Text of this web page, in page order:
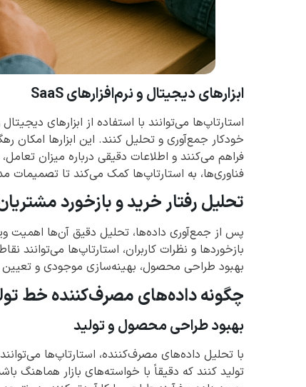
ابزارهای دیجیتال و نرم‌افزارهای SaaS
خودکار جمع‌آوری و تحلیل کنند. این ابزارها امکان
فراهم می‌کنند و اطلاعات دقیقی درباره میزان
فناوری‌ها، به استارتاپ‌ها کمک می‌کند تا تصمیمات
تحلیل رفتار خرید و بازخورد
پس از جمع‌آوری داده‌ها، تحلیل دقیق آن‌ها اهمیت
بازخوردها و نظرات کاربران، استارتاپ‌ها
بهبود طراحی محصول، بهینه‌سازی موجودی و تعیین
چگونه داده‌های مصرف‌کننده خط
بهبود طراحی محصول و تولید
با تحلیل داده‌های مصرف‌کننده، استارتاپ‌ها
تولید کنند که دقیقاً با خواسته‌های بازار هماهنگ